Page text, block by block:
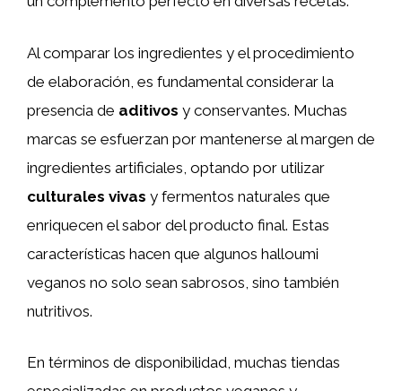
Al comparar los ingredientes y el procedimiento
de elaboración, es fundamental considerar la
presencia de aditivos y conservantes. Muchas
marcas se esfuerzan por mantenerse al margen de
ingredientes artificiales, optando por utilizar
culturales vivas y fermentos naturales que
enriquecen el sabor del producto final. Estas
características hacen que algunos halloumi
veganos no solo sean sabrosos, sino también
nutritivos.
En términos de disponibilidad, muchas tiendas